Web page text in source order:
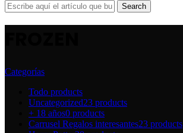
Search
Categorías
Todo products
Uncategorized23 products
+ 18 años0 products
Carrusel Regalos interesantes23 products